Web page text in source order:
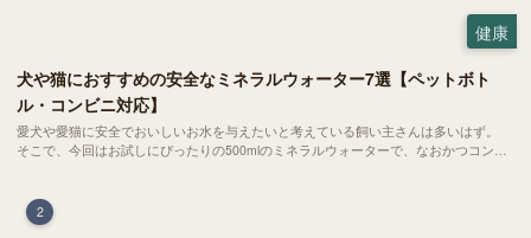
健康
犬や猫におすすめの安全なミネラルウォーター7選【ペットボト
ル・コンビニ対応】
愛犬や愛猫に安全でおいしいお水を与えたいと考えている飼い主さんは多いはず。
そこで、今回はお試しにぴったりの500mlのミネラルウォーターで、なおかつコンビ
2